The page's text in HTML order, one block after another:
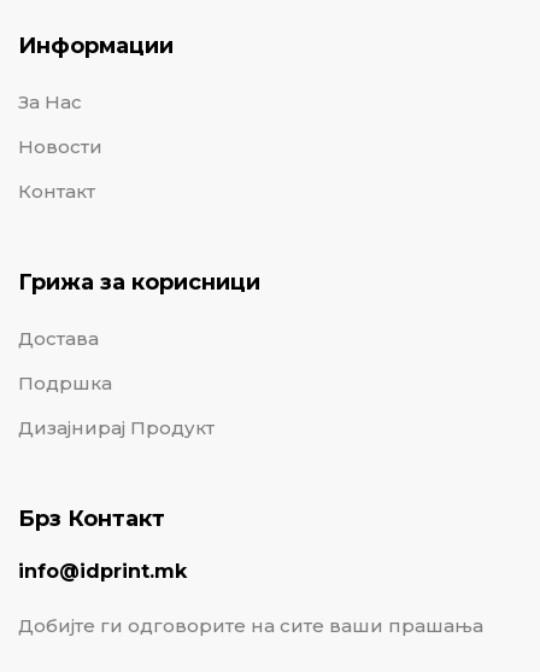
Информации
За Нас
Новости
Контакт
Грижа за корисници
Достава
Подршка
Дизајнирај Продукт
Брз Контакт
info@idprint.mk
Добијте ги одговорите на сите ваши прашања